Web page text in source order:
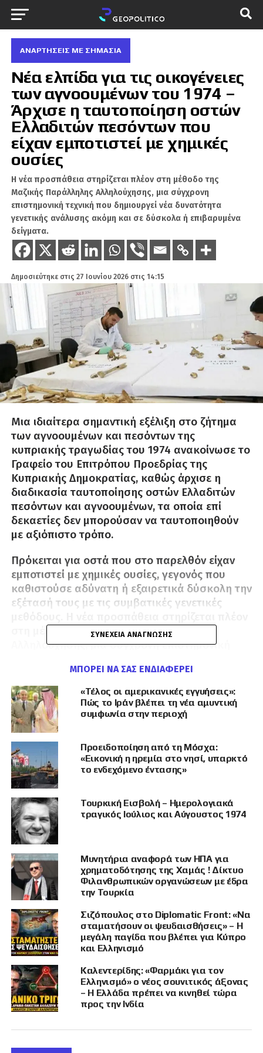
ΑΝΑΡΤΗΣΕΙΣ ΜΕ ΣΗΜΑΣΙΑ
Νέα ελπίδα για τις οικογένειες
των αγνοουμένων του 1974 –
Άρχισε η ταυτοποίηση οστών
Ελλαδιτών πεσόντων που
είχαν εμποτιστεί με χημικές
ουσίες
Η νέα προσπάθεια στηρίζεται πλέον στη μέθοδο της
Μαζικής Παράλληλης Αλληλούχησης, μια σύγχρονη
επιστημονική τεχνική που δημιουργεί νέα δυνατότητα
γενετικής ανάλυσης ακόμη και σε δύσκολα ή επιβαρυμένα
δείγματα.
Δημοσιεύτηκε στις 27 Ιουνίου 2026 στις 14:15
Μια ιδιαίτερα σημαντική εξέλιξη στο ζήτημα
των αγνοουμένων και πεσόντων της
κυπριακής τραγωδίας του 1974 ανακοίνωσε το
Γραφείο του Επιτρόπου Προεδρίας της
Κυπριακής Δημοκρατίας, καθώς άρχισε η
διαδικασία ταυτοποίησης οστών Ελλαδιτών
πεσόντων και αγνοουμένων, τα οποία επί
δεκαετίες δεν μπορούσαν να ταυτοποιηθούν
με αξιόπιστο τρόπο.
Πρόκειται για οστά που στο παρελθόν είχαν
εμποτιστεί με χημικές ουσίες, γεγονός που
καθιστούσε αδύνατη ή εξαιρετικά δύσκολη την
εξέτασή τους με τις συμβατικές γενετικές
στη μέθοδο της Μαζικής Παράλληλης
Αλληλούχησης, μια σύγχρονη επιστημονική
γενετικής ανάλυσης ακόμη και σε δύσκολα ή
επιβαρυμένα δείγματα.
Η εξέλιξη κατέστη δυνατή μετά την απόφαση
του Υπουργικού Συμβουλίου της 21ης Απριλίου
2026, με την οποία εγκρίθηκε, ύστερα από
εισήγηση του Επιτρόπου Προεδρίας Μάριου
Χαρτσιώτη, η διάθεση κονδυλίου ύψους ενός
εκατομμυρίου ευρώ για τη διενέργεια
εξειδικευμένων γενετικών εξετάσεων.
Η διαδικασία υλοποιείται μέσω του
Ινστιτούτου Νευρολογίας και Γενετικής
Κύπρου, με βάση επιστημονική μεθοδολογία
και πρωτόκολλο που έχουν συμφωνηθεί
ανάμεσα στους γενετιστές του Ινστιτούτου και
τους ανθρωπολόγους της Κυπριακής
Δημοκρατίας. Ήδη έχουν ξεκινήσει οι πρώτες
ενέργειες, με αξιοποίηση αρχικών δειγμάτων
και προώθηση πρόσθετων δειγματοληψιών,
σύμφωνα με τη στρατηγική που έχει
καθοριστεί.
Στο πρώτο στάδιο, η δειγματοληψία
επικεντρώνεται σε σκελετικά στοιχεία που
ανθρωπολογικής όσο και από γενετικής
πλευράς. Η διαδικασία θα συνεχιστεί με στενή
ΣΥΝΈΧΕΙΑ ΑΝΆΓΝΩΣΗΣ
ΜΠΟΡΕΊ ΝΑ ΣΑΣ ΕΝΔΙΑΦΈΡΕΙ
«Τέλος οι αμερικανικές εγγυήσεις»:
Πώς το Ιράν βλέπει τη νέα αμυντική
συμφωνία στην περιοχή
Προειδοποίηση από τη Μόσχα:
«Εικονική η ηρεμία στο νησί, υπαρκτό
το ενδεχόμενο έντασης»
Τουρκική Εισβολή – Ημερολογιακά
τραγικός Ιούλιος και Αύγουστος 1974
Μυνητήρια αναφορά των ΗΠΑ για
χρηματοδότησης της Χαμάς ! Δίκτυο
Φιλανθρωπικών οργανώσεων με έδρα
την Τουρκία
Σιζόπουλος στο Diplomatic Front: «Να
σταματήσουν οι ψευδαισθήσεις» – Η
μεγάλη παγίδα που βλέπει για Κύπρο
και Ελληνισμό
Καλεντερίδης: «Φαρμάκι για τον
Ελληνισμό» ο νέος σουνιτικός άξονας
– Η Ελλάδα πρέπει να κινηθεί τώρα
προς την Ινδία